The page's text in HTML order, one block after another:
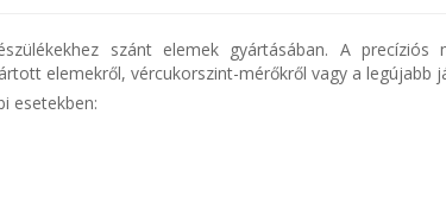
szánt elemek gyártásában. A precíziós
elemekről, vércukorszint-mérőkről vagy a legújabb
esetekben: